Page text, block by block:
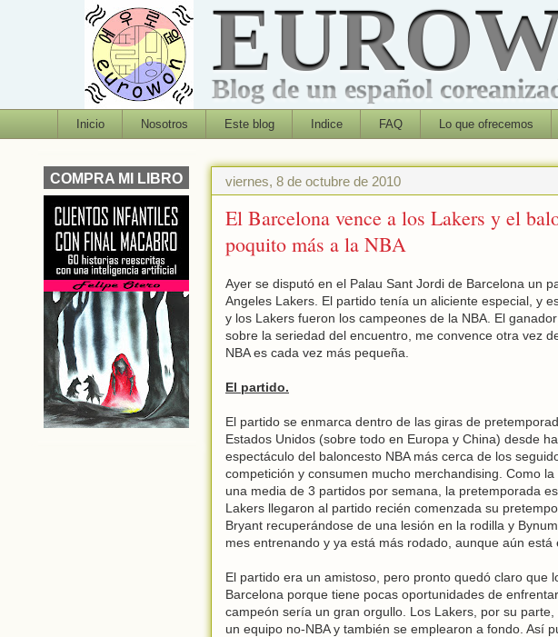
Blog de un español
Inicio Nosotros Este blog Indice FAQ Lo que ofrecemos
viernes, 8 de octubre de 2010
El Barcelona vence a los Lakers y el
poquito más a la NBA
Ayer se disputó en el Palau Sant Jordi de Barcelona un
Angeles Lakers. El partido tenía un aliciente especial, y
y los Lakers fueron los campeones de la NBA. El
sobre la seriedad del encuentro, me convence otra vez
NBA es cada vez más pequeña.
El partido.
El partido se enmarca dentro de las giras de
Estados Unidos (sobre todo en Europa y China) desde
espectáculo del baloncesto NBA más cerca de los
competición y consumen mucho merchandising. Como
una media de 3 partidos por semana, la pretemporada
Lakers llegaron al partido recién comenzada su
Bryant recuperándose de una lesión en la rodilla y
mes entrenando y ya está más rodado, aunque aún está
El partido era un amistoso, pero pronto quedó claro que
Barcelona porque tiene pocas oportunidades de
campeón sería un gran orgullo. Los Lakers, por su
un equipo no-NBA y también se emplearon a fondo. Así
COMPRA MI LIBRO